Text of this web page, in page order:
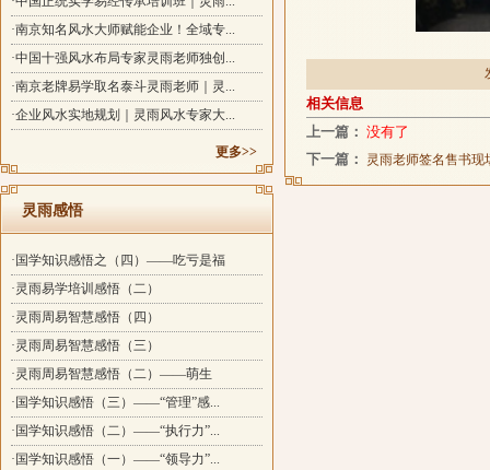
·南京知名风水大师赋能企业！全域专...
·中国十强风水布局专家灵雨老师独创...
·南京老牌易学取名泰斗灵雨老师｜灵...
·企业风水实地规划｜灵雨风水专家大...
更多>>
灵雨感悟
·国学知识感悟之（四）——吃亏是福
·灵雨易学培训感悟（二）
·灵雨周易智慧感悟（四）
·灵雨周易智慧感悟（三）
·灵雨周易智慧感悟（二）——萌生
·国学知识感悟（三）——“管理”感...
·国学知识感悟（二）——“执行力”...
·国学知识感悟（一）——“领导力”...
相关信息
上一篇： 没有了
下一篇：
灵雨老师签名售书现